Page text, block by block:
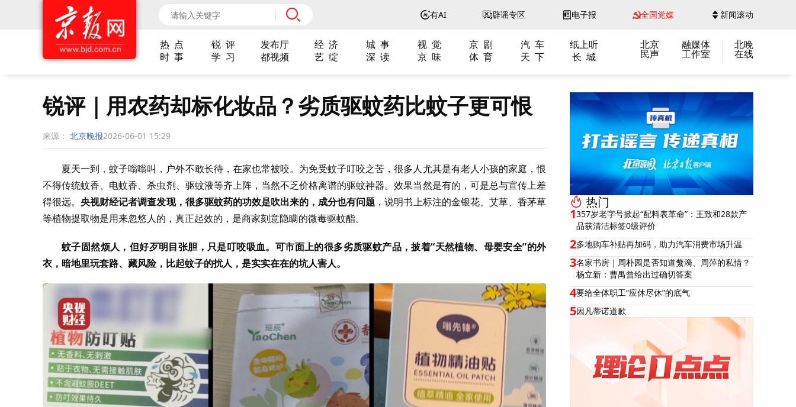
有AI 辟谣专区 电子报 全国党媒 新闻滚动
热 点 锐 评 发布厅 经 济 城 事 视 觉 京 剧 汽 车
纸上听
时 事
学 习 都视频 艺 绽 深 读 京 味 体 育 天 下 长 城
北京
民声
融媒体
工作室
北晚
在线
锐评｜用农药却标化妆品？劣质驱蚊药比蚊子更可恨
来源： 北京晚报2026-06-01 15:29
夏天一到，蚊子嗡嗡叫，户外不敢长待，在家也常被咬。为免受蚊子叮咬之苦，很多人尤其是有老人小孩的家庭，恨
不得传统蚊香、电蚊香、杀虫剂、驱蚊液等齐上阵，当然不乏价格离谱的驱蚊神器。效果当然是有的，可是总与宣传上差
得很远。央视财经记者调查发现，很多驱蚊药的功效是吹出来的，成分也有问题 ，说明书上标注的金银花、艾草、香茅草
等植物提取物是用来忽悠人的，真正起效的，是商家刻意隐瞒的微毒驱蚊酯。
蚊子固然烦人，但好歹明目张胆，只是叮咬吸血。可市面上的很多劣质驱蚊产品，披着“天然植物、母婴安全”的外
衣，暗地里玩套路、藏风险，比起蚊子的扰人，是实实在在的坑人害人。
热门
1357岁老字号掀起“配料表革命”：王致和28款产
品获清洁标签0级评价
2多地购车补贴再加码，助力汽车消费市场升温
3名家书房｜周朴园是否知道蘩漪、周萍的私情？
杨立新：曹禺曾给出过确切答案
4要给全体职工“应休尽休”的底气
5因凡蒂诺道歉